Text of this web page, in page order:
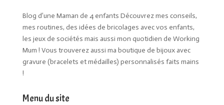
Blog d’une Maman de 4 enfants Découvrez mes conseils,
mes routines, des idées de bricolages avec vos enfants,
les jeux de sociétés mais aussi mon quotidien de Working
Mum ! Vous trouverez aussi ma boutique de bijoux avec
gravure (bracelets et médailles) personnalisés faits mains
!
Menu du site